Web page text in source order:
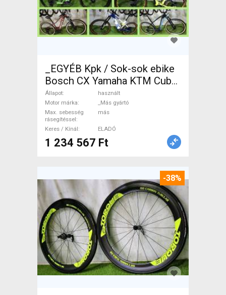
_EGYÉB Kpk / Sok-sok ebike
Bosch CX Yamaha KTM Cube
Scott Elektromos Mountain
Bike össztelós / fully _Más
gyártó használt ELADÓ
Állapot
használt
Motor márka
_Más gyártó
Max. sebesség
rásegítéssel
más
Keres / Kínál ELADÓ
1 234 567 Ft
-38%